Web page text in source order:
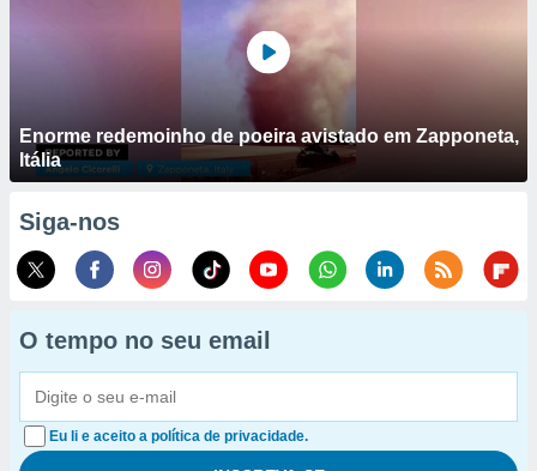
Enorme redemoinho de poeira avistado em Zapponeta,
Itália
Siga-nos
O tempo no seu email
Eu li e aceito a política de privacidade.